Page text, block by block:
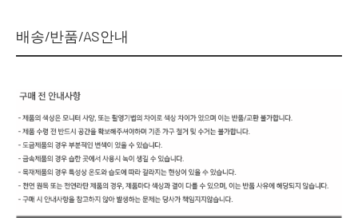
배송/반품/AS안내